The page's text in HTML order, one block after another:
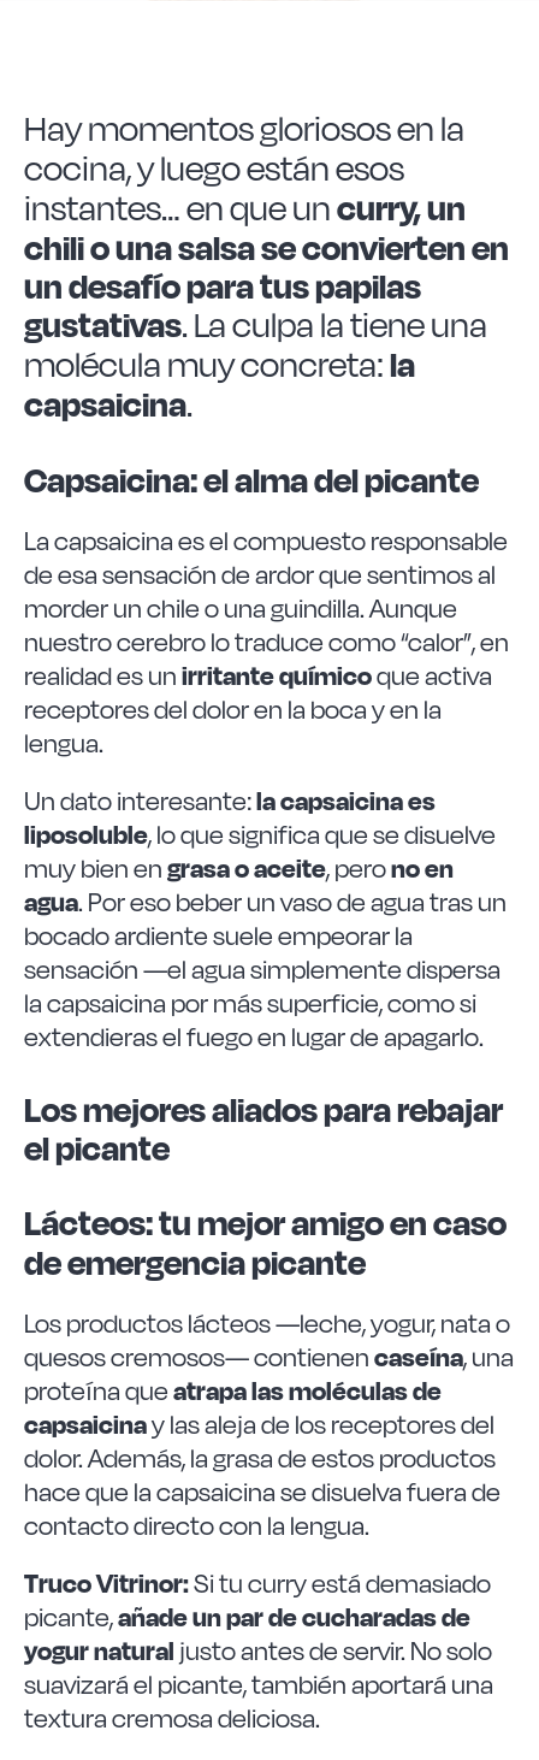
Las Noticias
Instrucciones de seguridad
FAQ
Contacto
Hay momentos gloriosos en la
cocina, y luego están esos
instantes… en que uncurry, un
chili o una salsa se convierten en
un desafío para tus papilas
gustativas. La culpa la tiene una
molécula muy concreta:la
capsaicina.
Capsaicina: el alma del picante
La capsaicina es el compuesto responsable
de esa sensación de ardor que sentimos al
morder un chile o una guindilla. Aunque
nuestro cerebro lo traduce como “calor”, en
realidad es unirritante químicoque activa
receptores del dolor en la boca y en la
lengua.
Un dato interesante:la capsaicina es
liposoluble, lo que significa que se disuelve
muy bien engrasa o aceite, perono en
agua. Por eso beber un vaso de agua tras un
bocado ardiente suele empeorar la
sensación —el agua simplemente dispersa
la capsaicina por más superficie, como si
extendieras el fuego en lugar de apagarlo.
Los mejores aliados para rebajar
el picante
Lácteos: tu mejor amigo en caso
de emergencia picante
Los productos lácteos —leche, yogur, nata o
quesos cremosos— contienencaseína, una
proteína queatrapa las moléculas de
capsaicinay las aleja de los receptores del
dolor. Además, la grasa de estos productos
hace que la capsaicina se disuelva fuera de
contacto directo con la lengua.
Truco Vitrinor:Si tu curry está demasiado
picante,añade un par de cucharadas de
yogur natural justo antes de servir. No solo
suavizará el picante, también aportará una
textura cremosa deliciosa.